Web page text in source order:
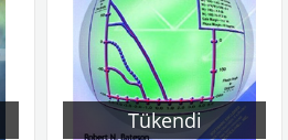
Tükendi